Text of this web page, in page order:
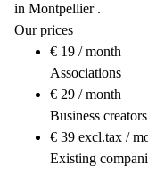
in Montpellier .
Our prices
€ 19 / month
Associations
€ 29 / month
Business creators
€ 39 excl.tax /
Existing